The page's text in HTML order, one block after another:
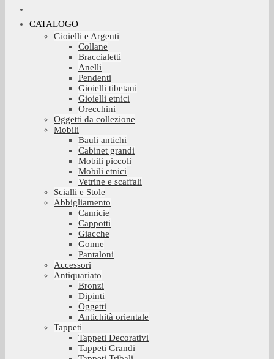
CATALOGO
Gioielli e Argenti
Collane
Braccialetti
Anelli
Pendenti
Gioielli tibetani
Gioielli etnici
Orecchini
Oggetti da collezione
Mobili
Bauli antichi
Cabinet grandi
Mobili piccoli
Mobili etnici
Vetrine e scaffali
Scialli e Stole
Abbigliamento
Camicie
Cappotti
Giacche
Gonne
Pantaloni
Accessori
Antiquariato
Bronzi
Dipinti
Oggetti
Antichità orientale
Tappeti
Tappeti Decorativi
Tappeti Grandi